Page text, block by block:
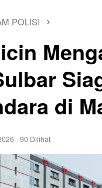
POLISI
di
90 Dilihat